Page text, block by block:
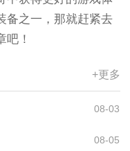
备之一，那就赶紧去
吧！
+更多
08-03
08-05